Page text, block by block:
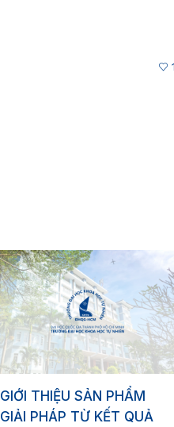
1
GIỚI THIỆU SẢN PHẨM
GIẢI PHÁP TỪ KẾT QUẢ